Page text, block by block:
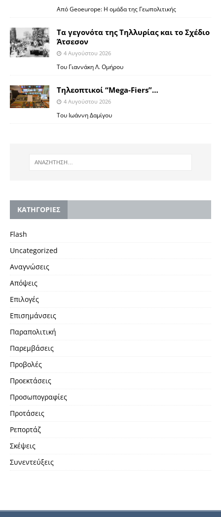
Από Geoeurope: H ομάδα της Γεωπολιτικής
Τα γεγονότα της Τηλλυρίας και το Σχέδιο
Άτσεσον
4 Αυγούστου 2026
Toυ Γιαννάκη Λ. Ομήρου
Tηλεοπτικοί “Mega-Fiers”…
4 Αυγούστου 2026
Toυ Ιωάννη Δαμίγου
KΑΤΗΓΟΡΙΕΣ
Flash
Uncategorized
Αναγνώσεις
Απόψεις
Επιλογές
Επισημάνσεις
Παραπολιτική
Παρεμβάσεις
Προβολές
Προεκτάσεις
Προσωπογραφίες
Προτάσεις
Ρεπορτάζ
Σκέψεις
Συνεντεύξεις